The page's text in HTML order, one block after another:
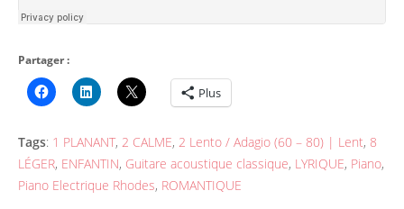
Partager :
Plus
Tags: 1 PLANANT, 2 CALME, 2 Lento / Adagio (60 – 80) | Lent, 8
LÉGER, ENFANTIN, Guitare acoustique classique, LYRIQUE, Piano,
Piano Electrique Rhodes, ROMANTIQUE